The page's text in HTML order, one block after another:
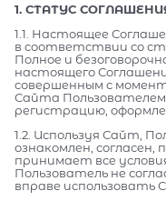
1. СТАТУС
1.1. Настоящее
в соответствии со
Полное и
настоящего
совершенным с
Сайта
регистрацию,
1.2. Используя Сайт,
ознакомлен, согласен,
принимает все
Пользователь не
вправе использовать